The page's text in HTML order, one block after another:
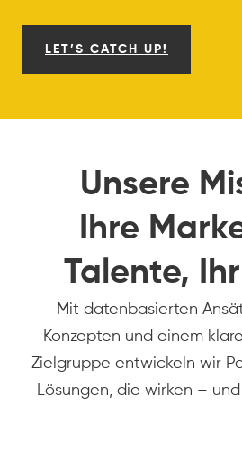
LET’S CATCH UP!
Unsere
Ihre
Talente,
Mit datenbasierten
Konzepten und einem
Zielgruppe entwickeln wir
Lösungen, die wirken –